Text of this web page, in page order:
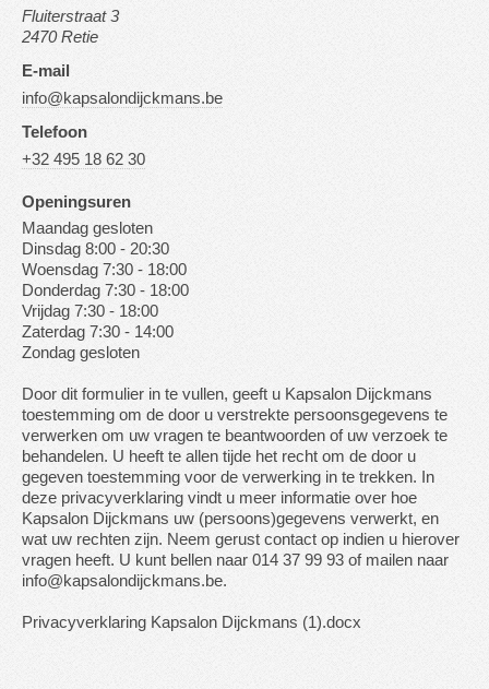
Fluiterstraat 3
2470 Retie
E-mail
info@kapsalondijckmans.be
Telefoon
+32 495 18 62 30
Openingsuren
Maandag gesloten
Dinsdag 8:00 - 20:30
Woensdag 7:30 - 18:00
Donderdag 7:30 - 18:00
Vrijdag 7:30 - 18:00
Zaterdag 7:30 - 14:00
Zondag gesloten
Door dit formulier in te vullen, geeft u Kapsalon Dijckmans
toestemming om de door u verstrekte persoonsgegevens te
verwerken om uw vragen te beantwoorden of uw verzoek te
behandelen. U heeft te allen tijde het recht om de door u
gegeven toestemming voor de verwerking in te trekken. In
deze privacyverklaring vindt u meer informatie over hoe
Kapsalon Dijckmans uw (persoons)gegevens verwerkt, en
wat uw rechten zijn. Neem gerust contact op indien u hierover
vragen heeft. U kunt bellen naar 014 37 99 93 of mailen naar
info@kapsalondijckmans.be.
Privacyverklaring Kapsalon Dijckmans (1).docx